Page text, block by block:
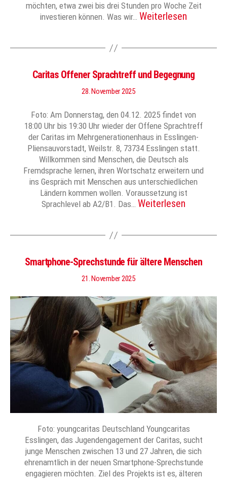
möchten, etwa zwei bis drei Stunden pro Woche Zeit
investieren können. Was wir… Weiterlesen
Caritas Offener Sprachtreff und Begegnung
28. November 2025
Foto: Am Donnerstag, den 04.12. 2025 findet von
18:00 Uhr bis 19:30 Uhr wieder der Offene Sprachtreff
der Caritas im Mehrgenerationenhaus in Esslingen-
Pliensauvorstadt, Weilstr. 8, 73734 Esslingen statt.
Willkommen sind Menschen, die Deutsch als
Fremdsprache lernen, ihren Wortschatz erweitern und
ins Gespräch mit Menschen aus unterschiedlichen
Ländern kommen wollen. Voraussetzung ist
Sprachlevel ab A2/B1. Das… Weiterlesen
Smartphone-Sprechstunde für ältere Menschen
21. November 2025
Foto: youngcaritas Deutschland Youngcaritas
Esslingen, das Jugendengagement der Caritas, sucht
junge Menschen zwischen 13 und 27 Jahren, die sich
ehrenamtlich in der neuen Smartphone-Sprechstunde
engagieren möchten. Ziel des Projekts ist es, älteren